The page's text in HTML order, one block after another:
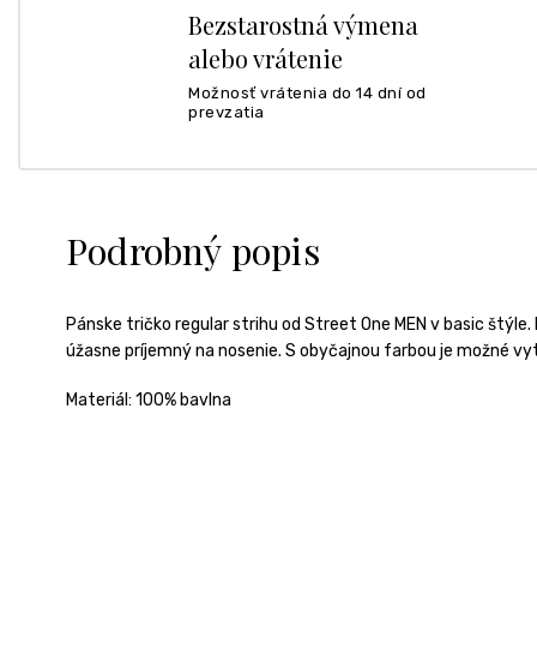
Bezstarostná výmena
alebo vrátenie
Možnosť vrátenia do 14 dní od
prevzatia
Podrobný popis
Pánske tričko regular strihu od Street One MEN v basic
úžasne príjemný na nosenie. S obyčajnou farbou je možné
Materiál: 100% bavlna